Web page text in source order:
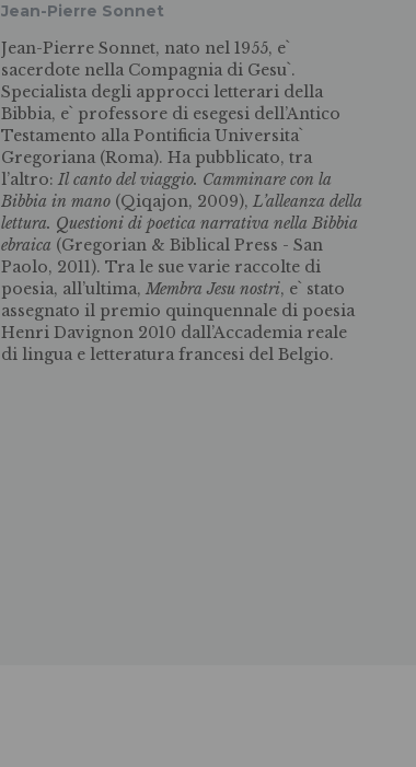
Jean-Pierre Sonnet
Jean-Pierre Sonnet, nato nel 1955, e`
sacerdote nella Compagnia di Gesu`.
Specialista degli approcci letterari della
Bibbia, e` professore di esegesi dell’Antico
Testamento alla Pontificia Universita`
Gregoriana (Roma). Ha pubblicato, tra
l’altro:Il canto del viaggio. Camminare con la
Bibbia in mano (Qiqajon, 2009),L’alleanza della
lettura. Questioni di poetica narrativa nella Bibbia
ebraica (Gregorian & Biblical Press - San
Paolo, 2011). Tra le sue varie raccolte di
poesia, all’ultima,Membra Jesu nostri, e` stato
assegnato il premio quinquennale di poesia
Henri Davignon 2010 dall’Accademia reale
di lingua e letteratura francesi del Belgio.